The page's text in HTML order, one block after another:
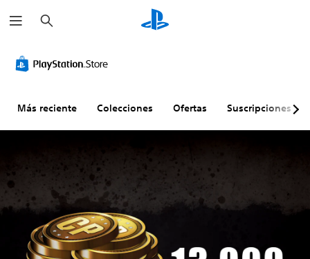
u
s
r
Más reciente Colecciones Ofertas Suscripciones